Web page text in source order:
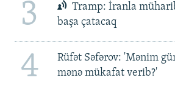
3
Tramp: İranla
başa çatacaq
4
Rüfət Səfərov: 'Mənim
mənə mükafat verib?'